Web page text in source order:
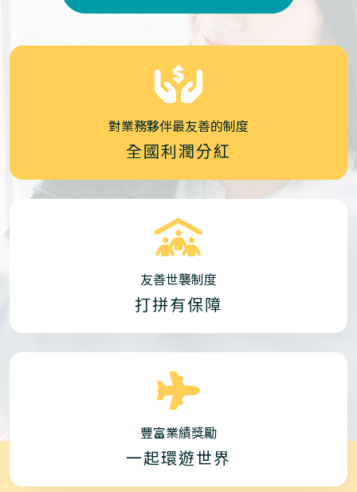
對業務夥伴最友善的制度
全國利潤分紅
友善世襲制度
打拼有保障
豐富業績獎勵
一起環遊世界